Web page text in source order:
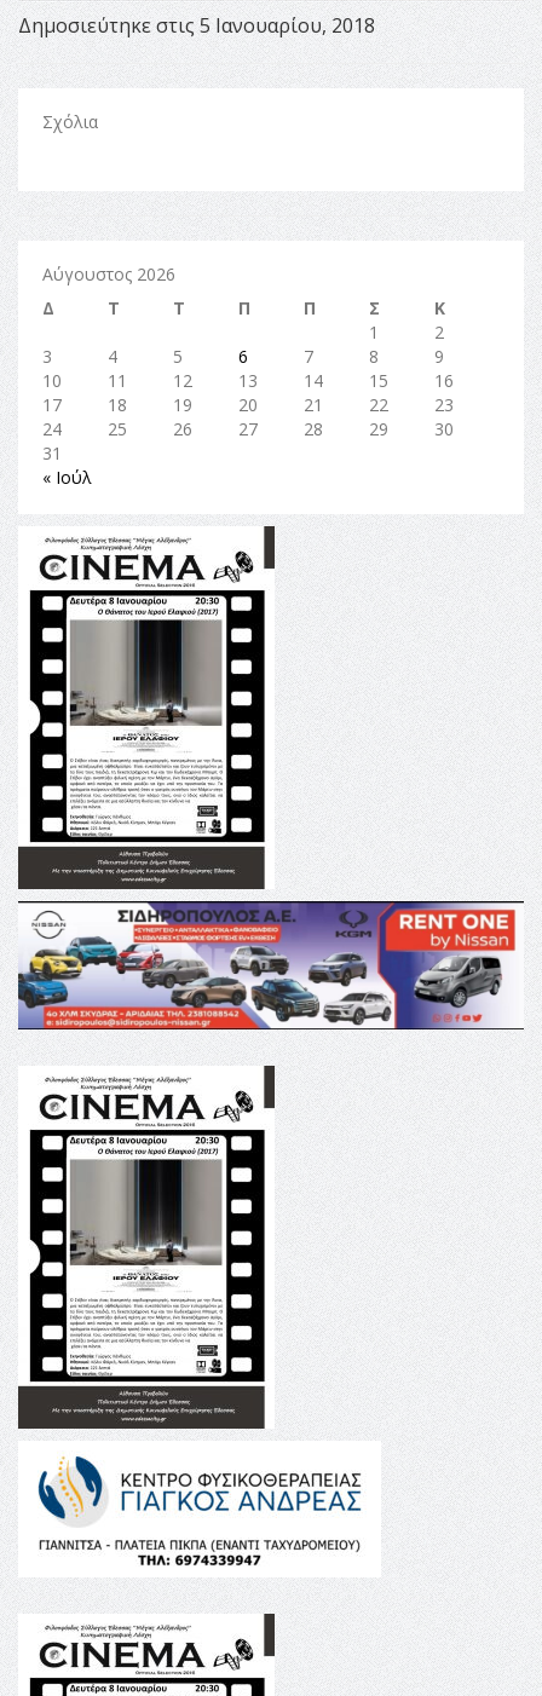
Δημοσιεύτηκε στις 5 Ιανουαρίου, 2018
Σχόλια
Αύγουστος 2026
Δ
Τ Τ Π Π Σ
Κ
1
2
3
4 5 6 7 8
9
10
11 12 13 14 15
16
17
18 19 20 21 22
23
24
25 26 27 28 29
30
31
« Ιούλ